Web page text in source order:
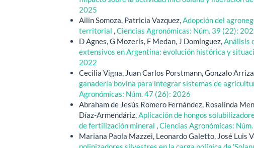
2025
Ailin Somoza, Patricia Vazquez, Adopción del
territorial Ciencias Agronómicas: Núm. 39 (22):
D Agnes, G Mozeris, F Medan, J Domínguez, Análisis
extensivos en Argentina: evolución histórica y
2022
Cecilia Vigna, Juan Carlos Porstmann, Gonzalo
ganadería bovina para integrar sistemas de
Agronómicas: Núm. 47 (26): 2026
Abraham de Jesús Romero Fernández, Rosalinda
Díaz-Armendáriz, Aplicación de hongos
de fertilización mineral Ciencias Agronómicas:
Mariana Paola Mazzei, Leonardo Galetto, José Luis